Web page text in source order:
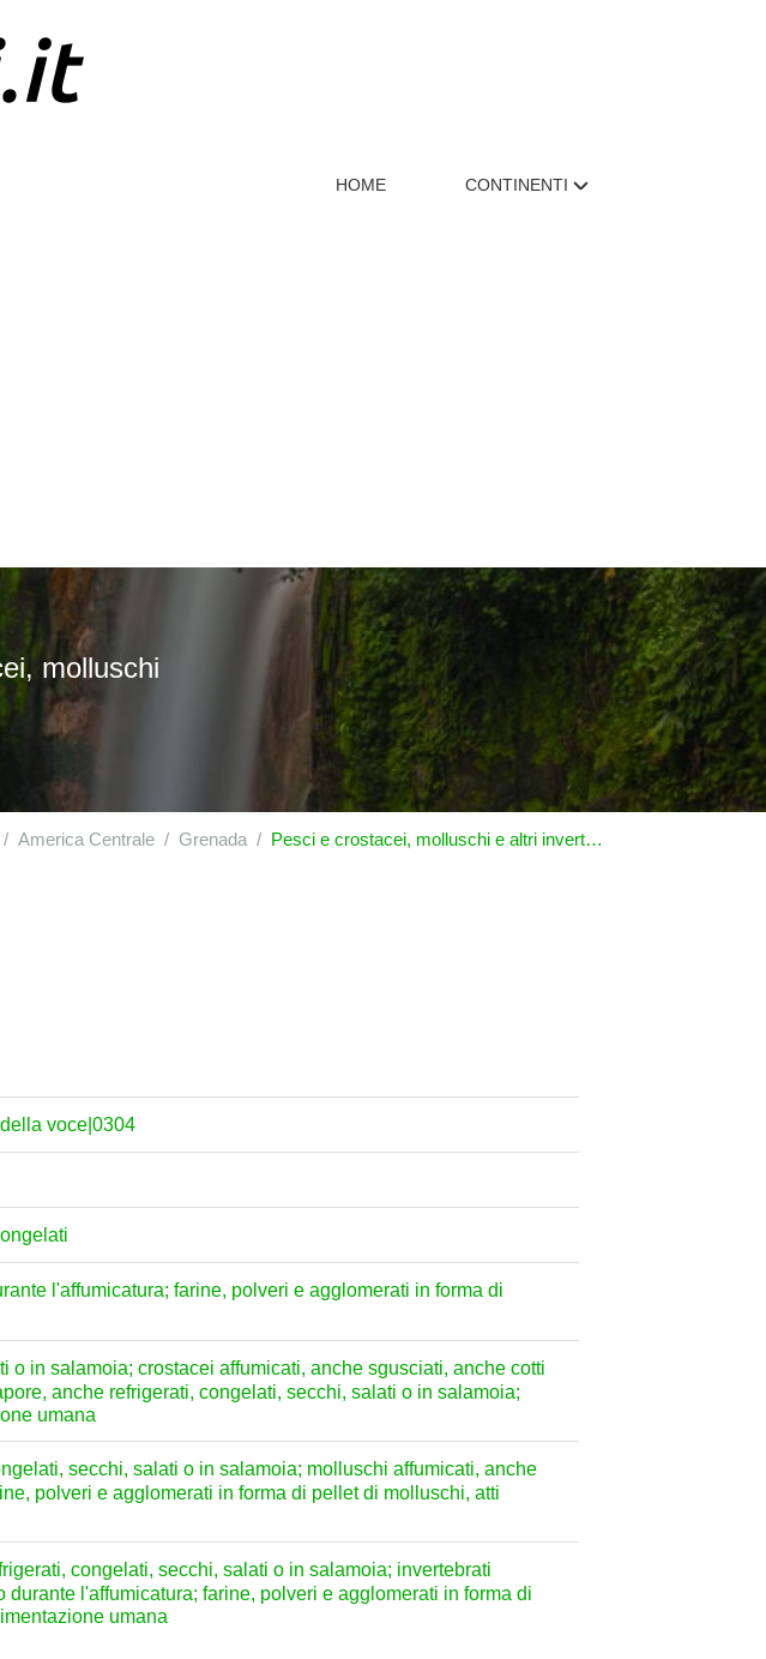
HOME CONTINENTI
molluschi
America Centrale Grenada Pesci e crostacei, molluschi e altri invertebrati acquatici
voce|0304
l'affumicatura; farine, polveri e agglomerati in forma di
in salamoia; crostacei affumicati, anche sgusciati, anche cotti
anche refrigerati, congelati, secchi, salati o in salamoia;
umana
secchi, salati o in salamoia; molluschi affumicati, anche
polveri e agglomerati in forma di pellet di molluschi, atti
congelati, secchi, salati o in salamoia; invertebrati
l'affumicatura; farine, polveri e agglomerati in forma di
umana